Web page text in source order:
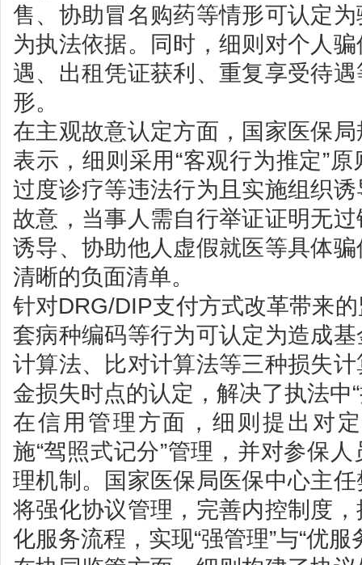
售、协助冒名购药等情形可认定
为执法依据。同时，细则对个人
遇、出租凭证获利、重复享受待
形。
在主观故意认定方面，国家医保
表示，细则采用“客观行为推定”
过度诊疗等违法行为且实施组织
故意，当事人需自行举证证明无
诱导、协助他人虚假就医等具体
清晰的负面清单。
针对DRG/DIP支付方式改革带来
套病种编码等行为可认定为造成
计算法、比对计算法等三种损失
金损失时点的认定，解决了执法中
在信用管理方面，细则提出对
施“驾照式记分”管理，并对参保
理机制。国家医保局医保中心主
将强化协议管理，完善内控制度
化服务流程，实现“强管理”与“优服